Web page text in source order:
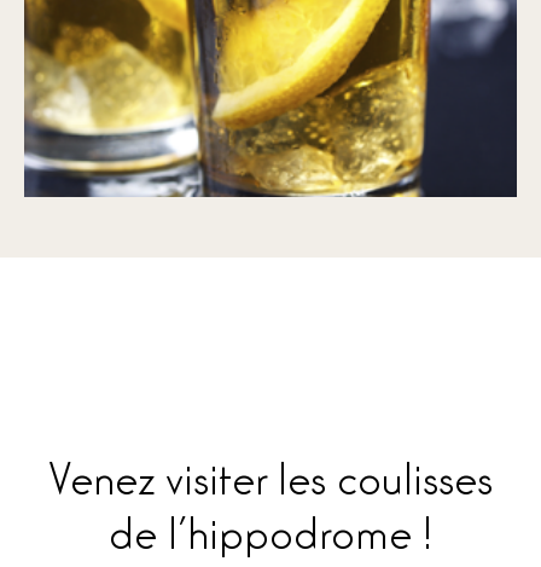
Venez visiter les coulisses
de l’hippodrome !